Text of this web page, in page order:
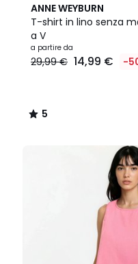
ANNE WEYBURN
T-shirt in lino senza
a V
Prezzo
a
€
a partire da
29,99 € 14,99 € -
5
/
5
3
Colori
5
/